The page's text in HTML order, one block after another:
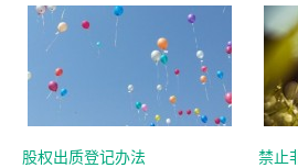
股权出质登记办法
禁止